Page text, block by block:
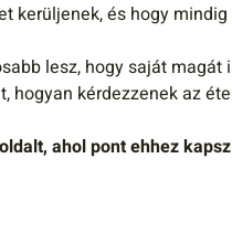
kerüljenek, és hogy
lesz, hogy saját magát
hogyan kérdezzenek az
ahol pont ehhez